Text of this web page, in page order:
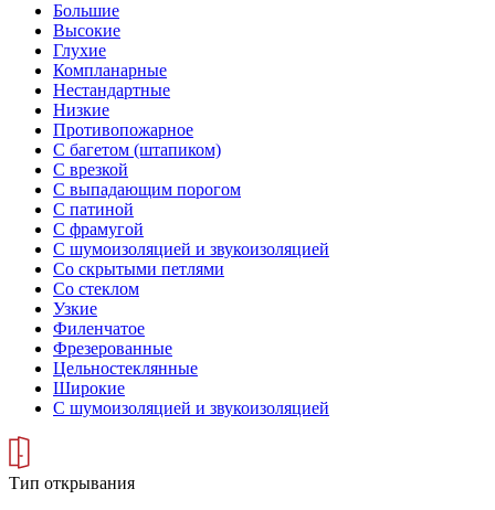
Большие
Высокие
Глухие
Компланарные
Нестандартные
Низкие
Противопожарное
С багетом (штапиком)
С врезкой
С выпадающим порогом
С патиной
С фрамугой
С шумоизоляцией и звукоизоляцией
Со скрытыми петлями
Со стеклом
Узкие
Филенчатое
Фрезерованные
Цельностеклянные
Широкие
С шумоизоляцией и звукоизоляцией
Тип открывания